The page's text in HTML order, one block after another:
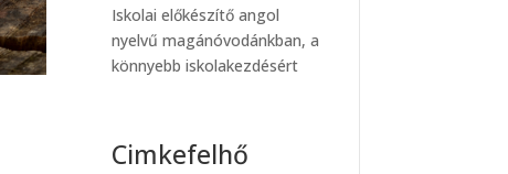
Iskolai előkészítő angol
nyelvű magánóvodánkban, a
könnyebb iskolakezdésért
Cimkefelhő